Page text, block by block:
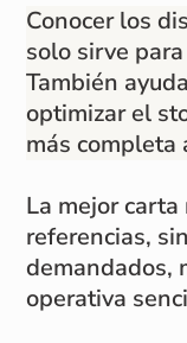
Conocer los
solo sirve
También
optimizar el
más completa
La mejor
referencias,
demandados,
operativa